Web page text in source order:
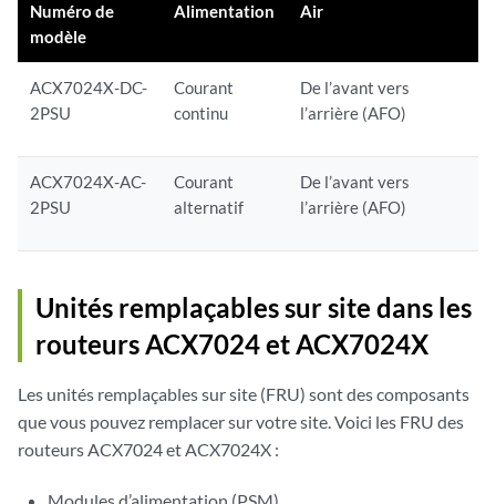
Numéro de
modèle
Alimentation Air
ACX7024X-DC-
2PSU
Courant
continu
De l’avant vers
l’arrière (AFO)
ACX7024X-AC-
2PSU
Courant
alternatif
De l’avant vers
l’arrière (AFO)
Unités remplaçables sur site dans les
routeurs ACX7024et ACX7024X
Les unités remplaçables sur site (FRU) sont des composants
que vous pouvez remplacer sur votre site. Voici les FRU des
routeurs ACX7024et ACX7024X :